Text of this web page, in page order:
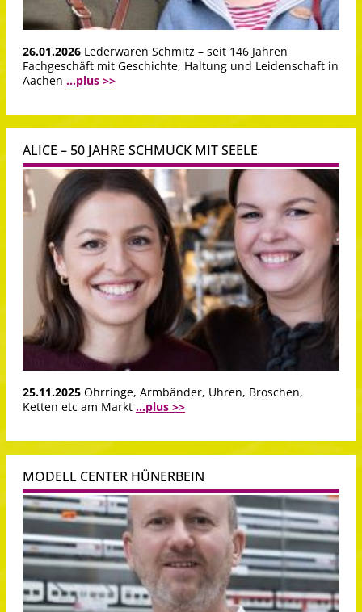
26.01.2026 Lederwaren Schmitz – seit 146 Jahren
Fachgeschäft mit Geschichte, Haltung und Leidenschaft in
Aachen ...plus >>
ALICE – 50 JAHRE SCHMUCK MIT SEELE
25.11.2025 Ohrringe, Armbänder, Uhren, Broschen,
Ketten etc am Markt ...plus >>
MODELL CENTER HÜNERBEIN